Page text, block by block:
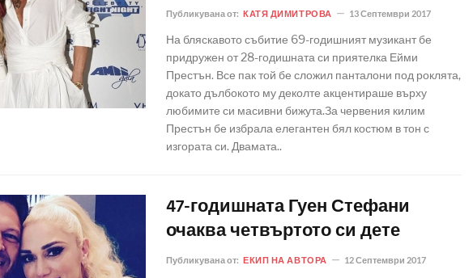
Публикувана от: КАТЯ ДИМИТРОВА 13 Септември 2017
На бляскавото събитие 69-годишният музикант бе
придружен от 28-годишната си приятелка Ейми
Престън. Все пак той бе сложил панталони под роклята,
докато дълбокото му деколте акцентираше върху
любимите си масивни бижута.За червения килим
Престън бе избрала елегантен бял костюм в тон с
изгората си. Двамата..
47-годишната Гуен Стефани
очаква четвъртото си дете
Публикувана от: ЕКИП НА АВТОРА 12 Септември 2017